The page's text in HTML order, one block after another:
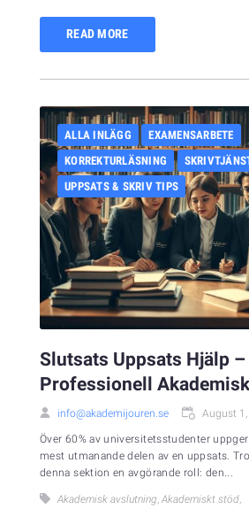
READ MORE
ALLA INLÄGG
EXAMENSARBETE
KORREKTURLÄSNING
UPPSATS & SKRIV TIPS
Slutsats Uppsats Hjälp –
Professionell
info@akademijouren.se August
Över 60% av universitetsstudenter
mest utmanande delen av en uppsats.
denna sektion en avgörande roll: den...
Akademisk avslutning, Akademiskt stöd,